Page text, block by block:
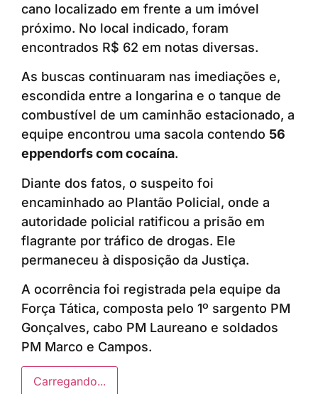
cano localizado em frente a um imóvel
próximo. No local indicado, foram
encontrados R$ 62 em notas diversas.
As buscas continuaram nas imediações e,
escondida entre a longarina e o tanque de
combustível de um caminhão estacionado, a
equipe encontrou uma sacola contendo 56
eppendorfs com cocaína.
Diante dos fatos, o suspeito foi
encaminhado ao Plantão Policial, onde a
autoridade policial ratificou a prisão em
flagrante por tráfico de drogas. Ele
permaneceu à disposição da Justiça.
A ocorrência foi registrada pela equipe da
Força Tática, composta pelo 1º sargento PM
Gonçalves, cabo PM Laureano e soldados
PM Marco e Campos.
Carregando...